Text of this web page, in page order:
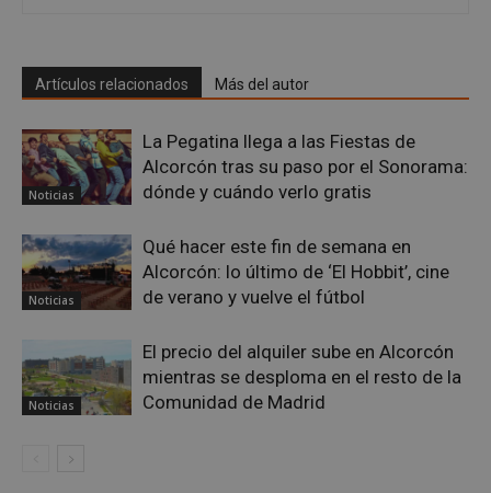
Artículos relacionados Más del autor
Noticias
La Pegatina llega a las Fiestas de
Alcorcón tras su paso por el Sonorama:
dónde y cuándo verlo gratis
Noticias
Qué hacer este fin de semana en
Alcorcón: lo último de ‘El Hobbit’, cine
de verano y vuelve el fútbol
Noticias
El precio del alquiler sube en Alcorcón
mientras se desploma en el resto de la
Comunidad de Madrid
CookieScriptConsent
CookieScript
alcorconhoy.com